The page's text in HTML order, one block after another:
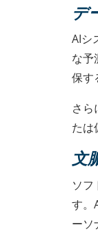
デ
AIシ
な予
保す
さ
たは
文
ソ
す。
ーソ